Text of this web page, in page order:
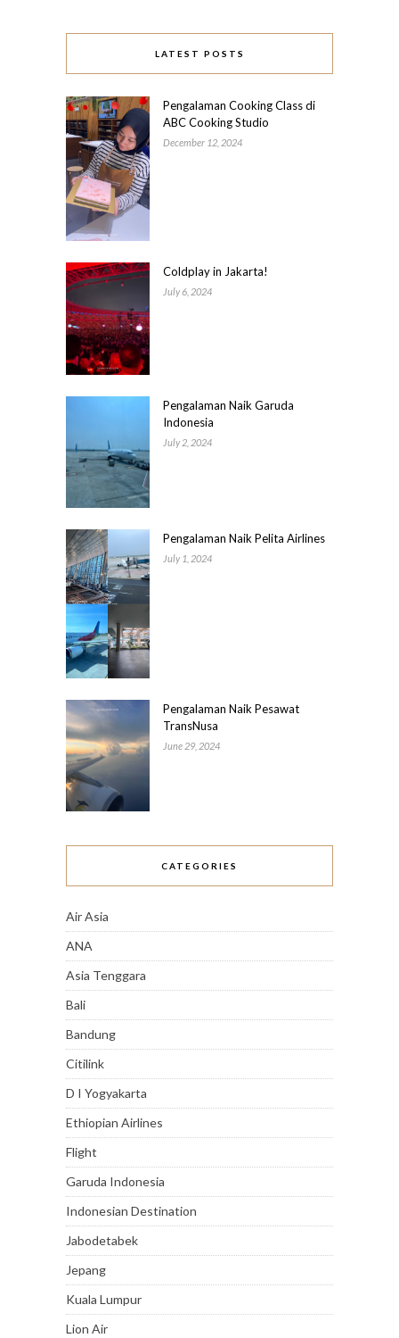
LATEST POSTS
Pengalaman Cooking Class di
ABC Cooking Studio
December 12, 2024
Coldplay in Jakarta!
July 6, 2024
Pengalaman Naik Garuda
Indonesia
July 2, 2024
Pengalaman Naik Pelita Airlines
July 1, 2024
Pengalaman Naik Pesawat
TransNusa
June 29, 2024
CATEGORIES
Air Asia
ANA
Asia Tenggara
Bali
Bandung
Citilink
D I Yogyakarta
Ethiopian Airlines
Flight
Garuda Indonesia
Indonesian Destination
Jabodetabek
Jepang
Kuala Lumpur
Lion Air